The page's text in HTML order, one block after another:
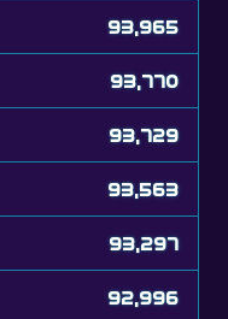
93,965
93,770
93,729
93,563
93,297
92,996